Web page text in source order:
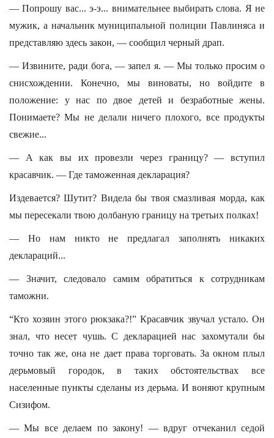
— Попрошу вас... э-э... внимательнее выбирать слова. Я не
мужик, а начальник муниципальной полиции Павлиняса и
представляю здесь закон, — сообщил черный драп.
— Извините, ради бога, — запел я. — Мы только просим о
снисхождении. Конечно, мы виноваты, но войдите в
положение: у нас по двое детей и безработные жены.
Понимаете? Мы не делали ничего плохого, все продукты
свежие...
— А как вы их провезли через границу? — вступил
красавчик. — Где таможенная декларация?
Издевается? Шутит? Видела бы твоя смазливая морда, как
мы пересекали твою долбаную границу на третьих полках!
— Но нам никто не предлагал заполнять никаких
деклараций...
— Значит, следовало самим обратиться к сотрудникам
таможни.
“Кто хозяин этого рюкзака?!” Красавчик звучал устало. Он
знал, что несет чушь. С декларацией нас захомутали бы
точно так же, она не дает права торговать. За окном плыл
дерьмовый городок, в таких обстоятельствах все
населенные пункты сделаны из дерьма. И воняют крупным
Сизифом.
— Мы все делаем по закону! — вдруг отчеканил седой